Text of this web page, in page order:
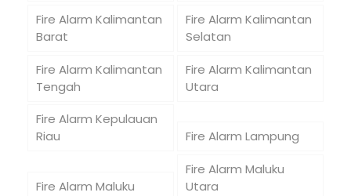
Fire Alarm Kalimantan
Barat
Fire Alarm Kalimantan
Selatan
Fire Alarm Kalimantan
Tengah
Fire Alarm Kalimantan
Utara
Fire Alarm Kepulauan
Riau
Fire Alarm Lampung
Fire Alarm Maluku
Fire Alarm Maluku
Utara